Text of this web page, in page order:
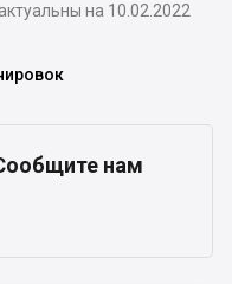
на 10.02.2022
нам